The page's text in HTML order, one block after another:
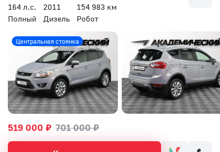
164 л.с.
2011
154 983 км
Полный
Дизель Робот
519 000 ₽ 701 000 ₽
Центральная стоянка